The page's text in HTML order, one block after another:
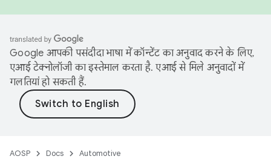
Google आपकी पसंदीदा भाषा में कॉन्टेंट का अनुवाद करने के लिए,
एआई टेक्नोलॉजी का इस्तेमाल करता है. एआई से मिले अनुवादों में
गलतियां हो सकती हैं.
AOSP Docs Automotive